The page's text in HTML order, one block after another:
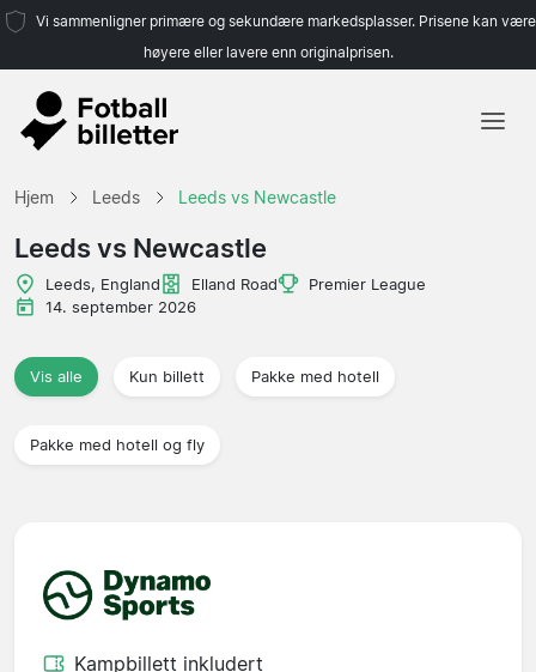
Vi sammenligner primære og sekundære markedsplasser. Prisene kan være
høyere eller lavere enn originalprisen.
Hjem Leeds Leeds vs Newcastle
Leeds vs Newcastle
Leeds, England Elland Road
Premier League
14. september 2026
Vis alle Kun billett Pakke med hotell
Pakke med hotell og fly
Kampbillett inkludert